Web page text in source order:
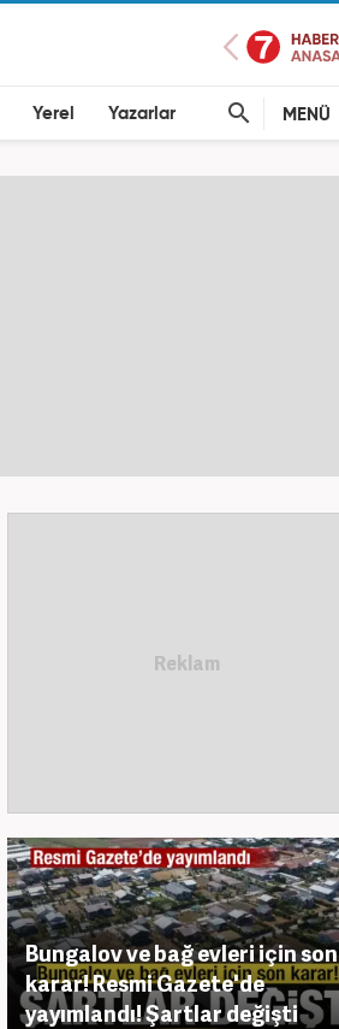
Yerel Yazarlar MENÜ
Bungalov ve bağ evleri için son
karar! Resmi Gazete'de
yayımlandı! Şartlar değişti